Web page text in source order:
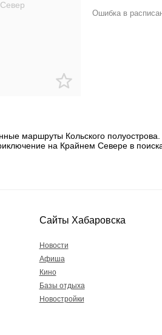
Ошибка в
маршруты Кольского
на Крайнем Севере в
Сайты Хабаровска
Новости
Афиша
Кино
Базы отдыха
Новостройки